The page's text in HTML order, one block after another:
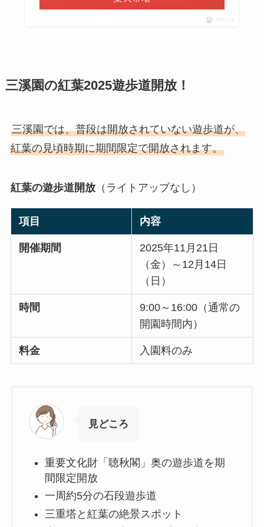
ポチップ
三溪園の紅葉2025遊歩道開放！
三溪園では、普段は開放されていない遊歩道が、
紅葉の見頃時期に期間限定で開放されます。
紅葉の遊歩道開放（ライトアップなし）
項目 内容
開催期間
2025年11月21日
（金）～12月14日
（日）
時間
9:00～16:00（通常の
開園時間内）
料金 入園料のみ
見どころ
重要文化財「聴秋閣」奥の遊歩道を期
間限定開放
一周約5分の石段遊歩道
三重塔と紅葉の絶景スポット